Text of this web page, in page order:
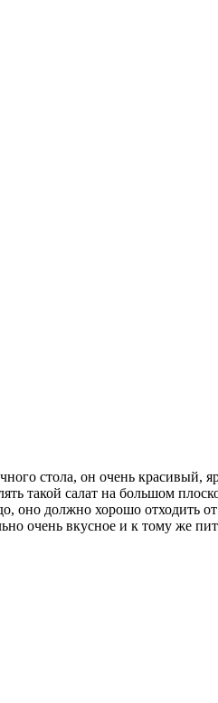
стола, он очень красивый,
такой салат на большом
оно должно хорошо отходить
очень вкусное и к тому же